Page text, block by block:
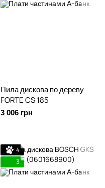
Пила дискова по дереву
FORTE CS 185
3 006 грн
4
3